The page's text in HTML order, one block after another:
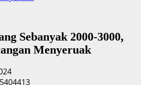
Sebanyak 2000-3000,
Menyeruak